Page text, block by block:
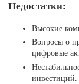
Недостатки:
Высокие
Вопросы о
цифровые
инвестиций.